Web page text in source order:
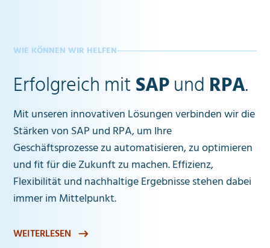
WIE KÖNNEN WIR HELFEN
Erfolgreich mitSAPund RPA.
Mit unseren innovativen Lösungen verbinden wir die
Stärken von SAP und RPA, um Ihre
Geschäftsprozesse zu automatisieren, zu optimieren
und fit für die Zukunft zu machen. Effizienz,
Flexibilität und nachhaltige Ergebnisse stehen dabei
immer im Mittelpunkt.
WEITERLESEN